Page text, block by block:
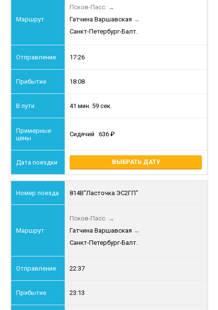
Псков-Пасс. →
Гатчина Варшавская →
Санкт-Петербург-Балт.
17:26
18:08
41 мин. 59 сек.
Сидячий 636
ВЫБРАТЬ ДАТУ
814В"Ласточка ЭС2ГП"
Псков-Пасс. →
Гатчина Варшавская →
Санкт-Петербург-Балт.
22:37
23:13